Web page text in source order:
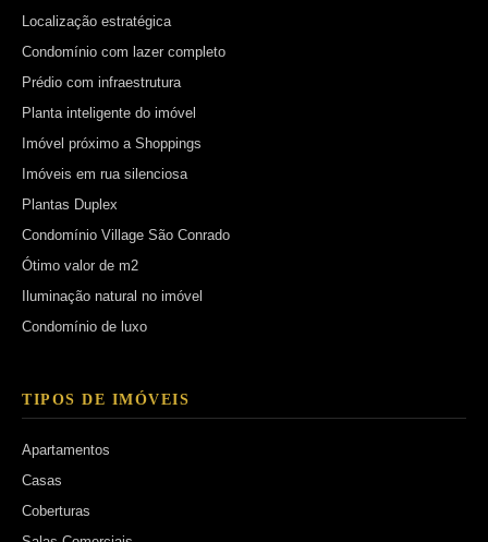
Localização estratégica
Condomínio com lazer completo
Prédio com infraestrutura
Planta inteligente do imóvel
Imóvel próximo a Shoppings
Imóveis em rua silenciosa
Plantas Duplex
Condomínio Village São Conrado
Ótimo valor de m2
Iluminação natural no imóvel
Condomínio de luxo
TIPOS DE IMÓVEIS
Apartamentos
Casas
Coberturas